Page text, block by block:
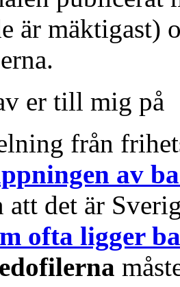
är mäktigast)
er till mig
från
av
att det är
ofta ligger